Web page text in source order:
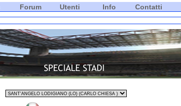
Forum Utenti Info Contatti